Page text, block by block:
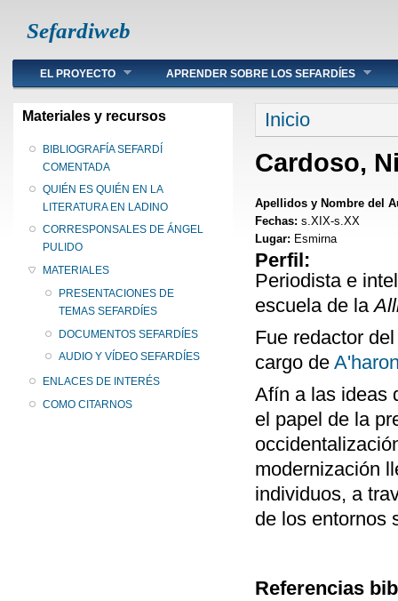
Sefardiweb
Main menu
EL PROYECTO APRENDER SOBRE LOS SEFARDÍES
Materiales y recursos
BIBLIOGRAFÍA SEFARDÍ
COMENTADA
QUIÉN ES QUIÉN EN LA
LITERATURA EN LADINO
CORRESPONSALES DE ÁNGEL
PULIDO
MATERIALES
PRESENTACIONES DE
TEMAS SEFARDÍES
DOCUMENTOS SEFARDÍES
AUDIO Y VÍDEO SEFARDÍES
ENLACES DE INTERÉS
COMO CITARNOS
Se encuentra
Inicio
Cardoso,
Apellidos y Nombre del
Fechas: s.XIX-s.XX
Lugar: Esmirna
Perfil:
Periodista e
escuela de la
Fue redactor
cargo de
Afín a las ideas
el papel de la
modernización
individuos, a
de los entornos
Referencias